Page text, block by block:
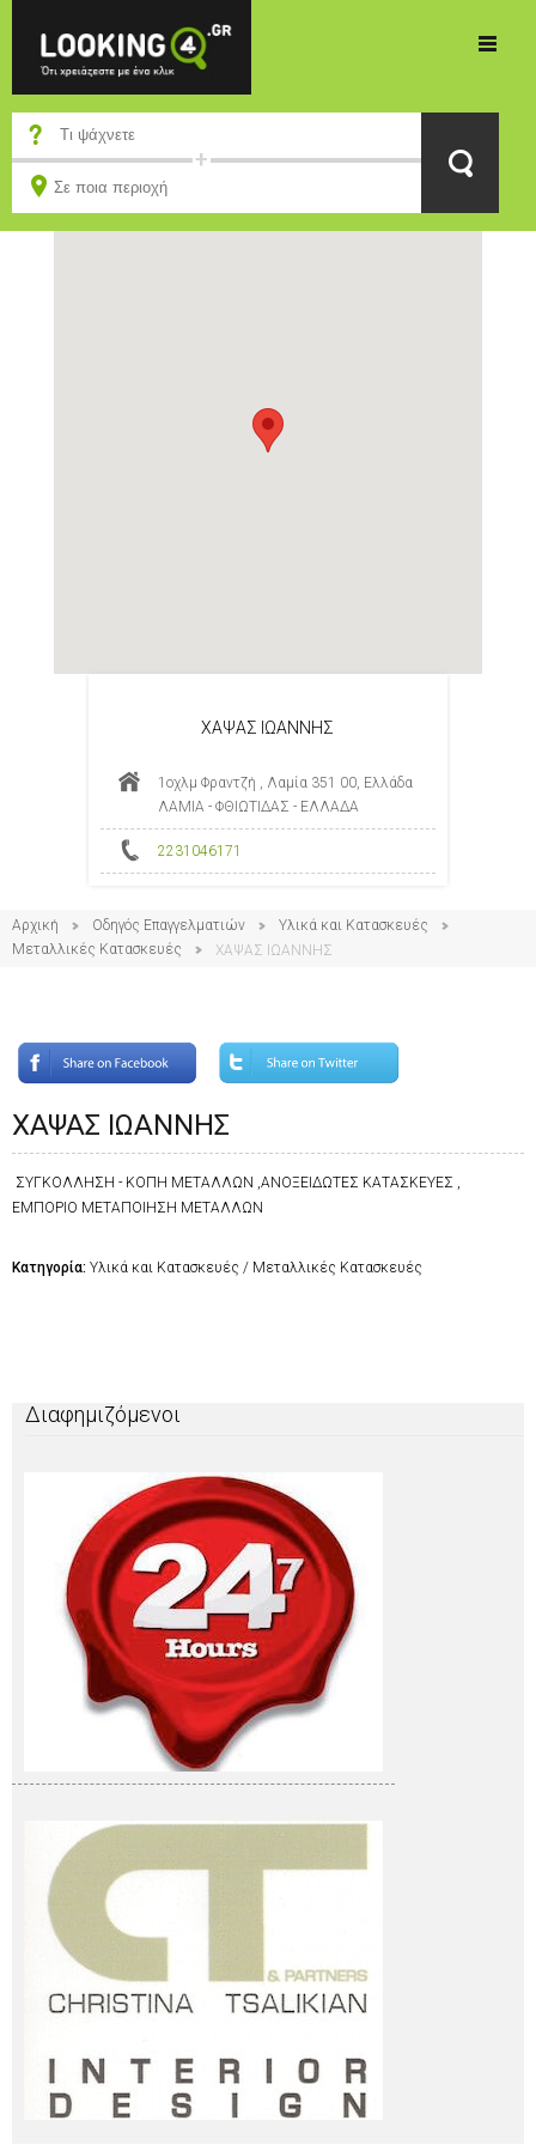
ΧΑΨΑΣ ΙΩΑΝΝΗΣ
1οχλμ Φραντζή , Λαμία 351 00, Ελλάδα
ΛΑΜΙΑ - ΦΘΙΩΤΙΔΑΣ - ΕΛΛΑΔΑ
2231046171
Αρχική Οδηγός Επαγγελματιών
Υλικά και Κατασκευές
Μεταλλικές Κατασκευές
ΧΑΨΑΣ ΙΩΑΝΝΗΣ
ΧΑΨΑΣ ΙΩΑΝΝΗΣ
ΣΥΓΚΟΛΛΗΣΗ - ΚΟΠΗ ΜΕΤΑΛΛΩΝ ,ΑΝΟΞΕΙΔΩΤΕΣ ΚΑΤΑΣΚΕΥΕΣ ,
ΕΜΠΟΡΙΟ ΜΕΤΑΠΟΙΗΣΗ ΜΕΤΑΛΛΩΝ
Κατηγορία: Υλικά και Κατασκευές / Μεταλλικές Κατασκευές
Διαφημιζόμενοι